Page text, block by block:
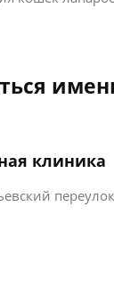
клиника